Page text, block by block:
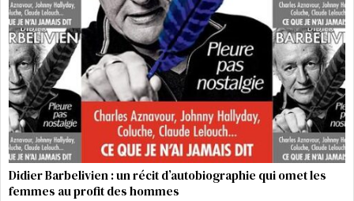
Didier Barbelivien : un récit d’autobiographie qui omet les
femmes au profit des hommes